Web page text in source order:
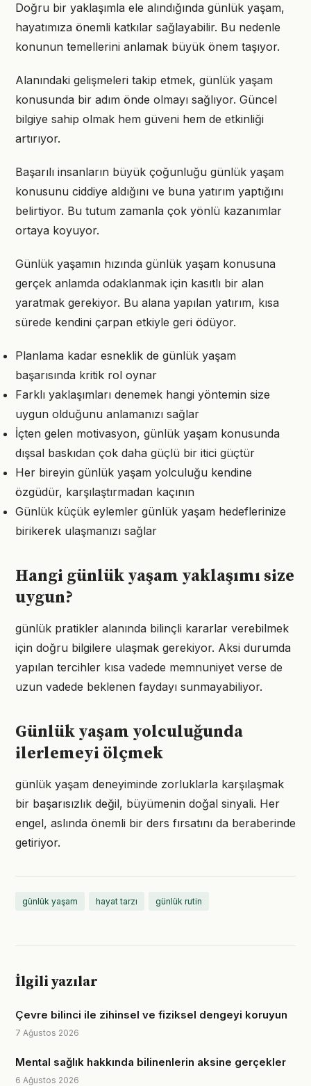
Doğru bir yaklaşımla ele alındığında günlük yaşam,
hayatımıza önemli katkılar sağlayabilir. Bu nedenle
konunun temellerini anlamak büyük önem taşıyor.
Alanındaki gelişmeleri takip etmek, günlük yaşam
konusunda bir adım önde olmayı sağlıyor. Güncel
bilgiye sahip olmak hem güveni hem de etkinliği
artırıyor.
Başarılı insanların büyük çoğunluğu günlük yaşam
konusunu ciddiye aldığını ve buna yatırım yaptığını
belirtiyor. Bu tutum zamanla çok yönlü kazanımlar
ortaya koyuyor.
Günlük yaşamın hızında günlük yaşam konusuna
gerçek anlamda odaklanmak için kasıtlı bir alan
yaratmak gerekiyor. Bu alana yapılan yatırım, kısa
sürede kendini çarpan etkiyle geri ödüyor.
Planlama kadar esneklik de günlük yaşam
başarısında kritik rol oynar
Farklı yaklaşımları denemek hangi yöntemin size
uygun olduğunu anlamanızı sağlar
İçten gelen motivasyon, günlük yaşam konusunda
dışsal baskıdan çok daha güçlü bir itici güçtür
Her bireyin günlük yaşam yolculuğu kendine
özgüdür, karşılaştırmadan kaçının
Günlük küçük eylemler günlük yaşam hedeflerinize
birikerek ulaşmanızı sağlar
Hangi günlük yaşam yaklaşımı size
uygun?
günlük pratikler alanında bilinçli kararlar verebilmek
için doğru bilgilere ulaşmak gerekiyor. Aksi durumda
yapılan tercihler kısa vadede memnuniyet verse de
uzun vadede beklenen faydayı sunmayabiliyor.
Günlük yaşam yolculuğunda
ilerlemeyi ölçmek
günlük yaşam deneyiminde zorluklarla karşılaşmak
bir başarısızlık değil, büyümenin doğal sinyali. Her
engel, aslında önemli bir ders fırsatını da beraberinde
getiriyor.
günlük yaşam hayat tarzı günlük rutin
İlgili yazılar
Çevre bilinci ile zihinsel ve fiziksel dengeyi koruyun
7 Ağustos 2026
Mental sağlık hakkında bilinenlerin aksine gerçekler
6 Ağustos 2026